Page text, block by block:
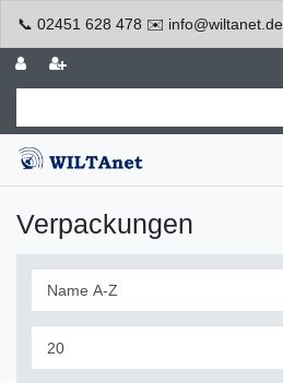
📞 02451 628 478 ✉️ info@wiltanet.de
Verpackungen